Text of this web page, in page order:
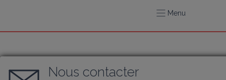
Menu
Nous contacter